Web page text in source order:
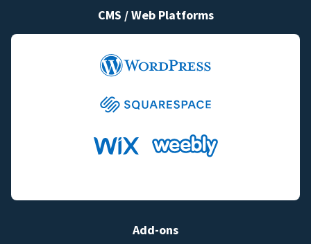
CMS / Web Platforms
Add-ons